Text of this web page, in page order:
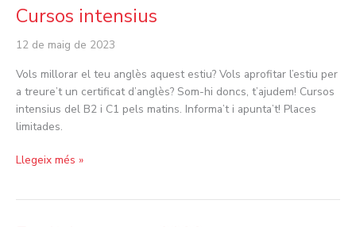
Cursos intensius
12 de maig de 2023
Vols millorar el teu anglès aquest estiu? Vols aprofitar l’estiu per
a treure’t un certificat d’anglès? Som-hi doncs, t’ajudem! Cursos
intensius del B2 i C1 pels matins. Informa’t i apunta’t! Places
limitades.
Cursos
Llegeix més »